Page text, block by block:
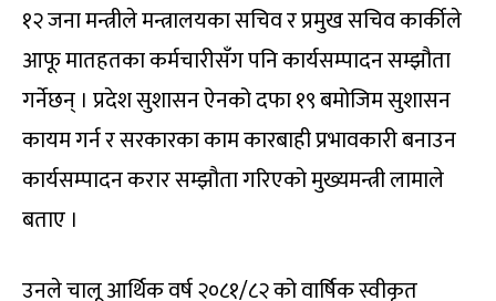
१२ जना मन्त्रीले मन्त्रालयका सचिव र प्रमुख सचिव कार्कीले
आफू मातहतका कर्मचारीसँग पनि कार्यसम्पादन सम्झौता
गर्नेछन् । प्रदेश सुशासन ऐनको दफा १९ बमोजिम सुशासन
कायम गर्न र सरकारका काम कारबाही प्रभावकारी बनाउन
कार्यसम्पादन करार सम्झौता गरिएको मुख्यमन्त्री लामाले
बताए ।
उनले चालू आर्थिक वर्ष २०८१/८२ को वार्षिक स्वीकृत